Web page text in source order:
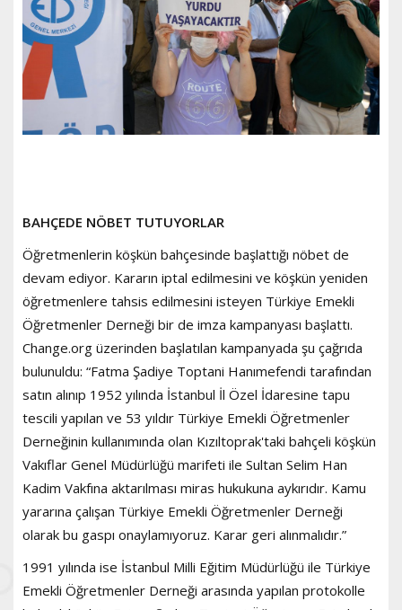
BAHÇEDE NÖBET TUTUYORLAR
Öğretmenlerin köşkün bahçesinde başlattığı nöbet de
devam ediyor. Kararın iptal edilmesini ve köşkün yeniden
öğretmenlere tahsis edilmesini isteyen Türkiye Emekli
Öğretmenler Derneği bir de imza kampanyası başlattı.
Change.org üzerinden başlatılan kampanyada şu çağrıda
bulunuldu: “Fatma Şadiye Toptani Hanımefendi tarafından
satın alınıp 1952 yılında İstanbul İl Özel İdaresine tapu
tescili yapılan ve 53 yıldır Türkiye Emekli Öğretmenler
Derneğinin kullanımında olan Kızıltoprak'taki bahçeli köşkün
Vakıflar Genel Müdürlüğü marifeti ile Sultan Selim Han
Kadim Vakfına aktarılması miras hukukuna aykırıdır. Kamu
yararına çalışan Türkiye Emekli Öğretmenler Derneği
olarak bu gaspı onaylamıyoruz. Karar geri alınmalıdır.”
1991 yılında ise İstanbul Milli Eğitim Müdürlüğü ile Türkiye
Emekli Öğretmenler Derneği arasında yapılan protokolle